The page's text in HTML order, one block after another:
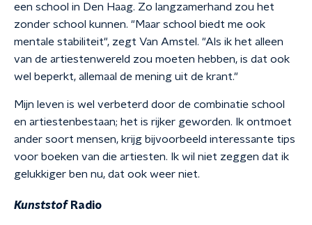
een school in Den Haag. Zo langzamerhand zou het
zonder school kunnen. "Maar school biedt me ook
mentale stabiliteit", zegt Van Amstel. "Als ik het alleen
van de artiestenwereld zou moeten hebben, is dat ook
wel beperkt, allemaal de mening uit de krant."
Mijn leven is wel verbeterd door de combinatie school
en artiestenbestaan; het is rijker geworden. Ik ontmoet
ander soort mensen, krijg bijvoorbeeld interessante tips
voor boeken van die artiesten. Ik wil niet zeggen dat ik
gelukkiger ben nu, dat ook weer niet.
KunststofRadio